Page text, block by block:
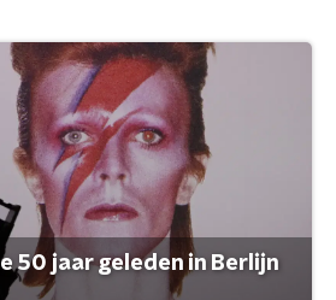
50 jaar geleden in Berlijn